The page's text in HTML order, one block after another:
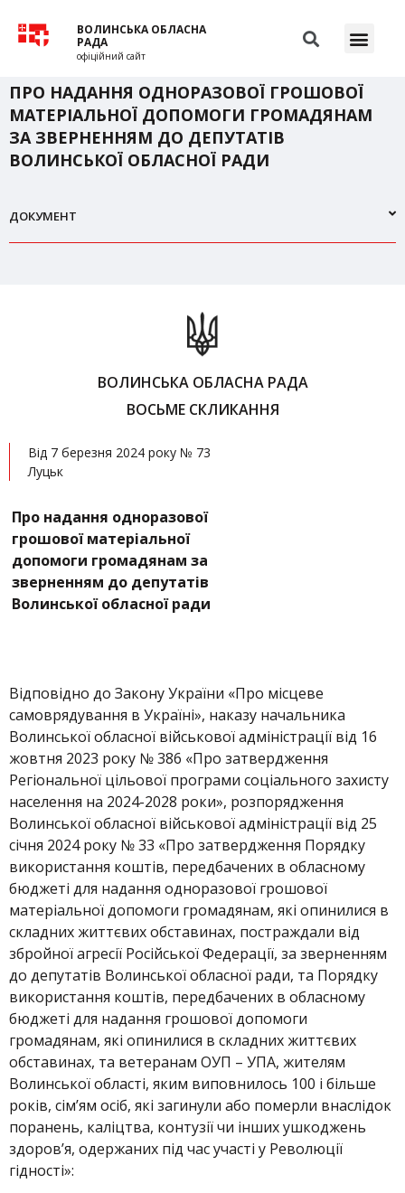
ВОЛИНСЬКА ОБЛАСНА
РАДА
офіційний сайт
ПРО НАДАННЯ ОДНОРАЗОВОЇ ГРОШОВОЇ
МАТЕРІАЛЬНОЇ ДОПОМОГИ ГРОМАДЯНАМ
ЗА ЗВЕРНЕННЯМ ДО ДЕПУТАТІВ
ВОЛИНСЬКОЇ ОБЛАСНОЇ РАДИ
ДОКУМЕНТ
ВОЛИНСЬКА ОБЛАСНА РАДА
ВОСЬМЕ СКЛИКАННЯ
Від 7 березня 2024 року № 73
Луцьк
Про надання одноразової
грошової матеріальної
допомоги громадянам за
зверненням до депутатів
Волинської обласної ради
Відповідно до Закону України «Про місцеве
самоврядування в Україні», наказу начальника
Волинської обласної військової адміністрації від 16
жовтня 2023 року № 386 «Про затвердження
Регіональної цільової програми соціального захисту
населення на 2024-2028 роки», розпорядження
Волинської обласної військової адміністрації від 25
січня 2024 року № 33 «Про затвердження Порядку
використання коштів, передбачених в обласному
бюджеті для надання одноразової грошової
матеріальної допомоги громадянам, які опинилися в
складних життєвих обставинах, постраждали від
збройної агресії Російської Федерації, за зверненням
до депутатів Волинської обласної ради, та Порядку
використання коштів, передбачених в обласному
бюджеті для надання грошової допомоги
громадянам, які опинилися в складних життєвих
обставинах, та ветеранам ОУП – УПА, жителям
Волинської області, яким виповнилось 100 і більше
років, сім’ям осіб, які загинули або померли внаслідок
поранень, каліцтва, контузії чи інших ушкоджень
здоров’я, одержаних під час участі у Революції
гідності»: